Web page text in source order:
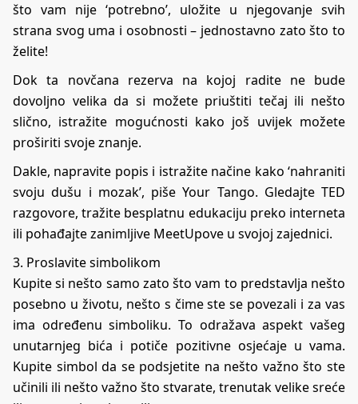
što vam nije ‘potrebno’, uložite u njegovanje svih
strana svog uma i osobnosti – jednostavno zato što to
želite!
Dok ta novčana rezerva na kojoj radite ne bude
dovoljno velika da si možete priuštiti tečaj ili nešto
slično, istražite mogućnosti kako još uvijek možete
proširiti svoje znanje.
Dakle, napravite popis i istražite načine kako ‘nahraniti
svoju dušu i mozak’, pišeYour Tango. Gledajte TED
razgovore, tražite besplatnu edukaciju preko interneta
ili pohađajte zanimljive MeetUpove u svojoj zajednici.
3. Proslavite simbolikom
Kupite si nešto samo zato što vam to predstavlja nešto
posebno u životu, nešto s čime ste se povezali i za vas
ima određenu simboliku. To odražava aspekt vašeg
unutarnjeg bića i potiče pozitivne osjećaje u vama.
Kupite simbol da se podsjetite na nešto važno što ste
učinili ili nešto važno što stvarate, trenutak velike sreće